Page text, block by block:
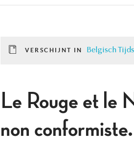
VERSCHIJNT IN Belgisch
Le Rouge et le
non conformiste.